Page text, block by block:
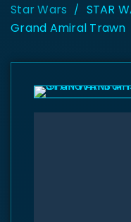
Star Wars / STAR
Grand Amiral Trawn